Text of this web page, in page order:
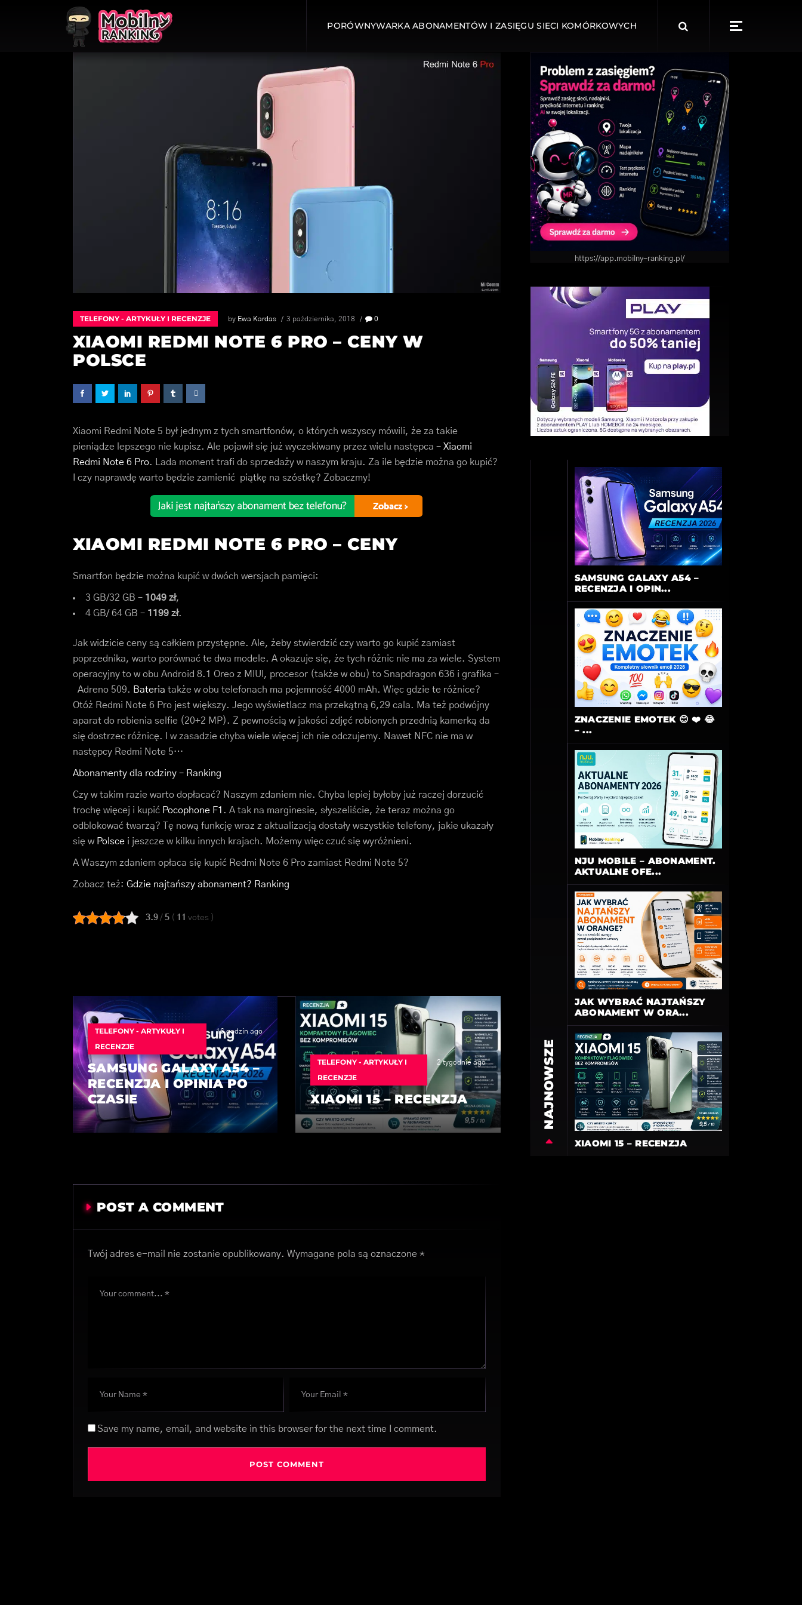
PORÓWNYWARKA ABONAMENTÓW I ZASIĘGU SIECI KOMÓRKOWYCH
for:
TELEFONY - ARTYKUŁY I RECENZJE by Ewa Kardas 3 października, 2018 0
XIAOMI REDMI NOTE 6 PRO – CENY W
POLSCE
Xiaomi Redmi Note 5 był jednym z tych smartfonów, o których wszyscy mówili, że za takie
pieniądze lepszego nie kupisz. Ale pojawił się już wyczekiwany przez wielu następca – Xiaomi
Redmi Note 6 Pro. Lada moment trafi do sprzedaży w naszym kraju. Za ile będzie można go kupić?
I czy naprawdę warto będzie zamienić piątkę na szóstkę? Zobaczmy!
XIAOMI REDMI NOTE 6 PRO – CENY
Smartfon będzie można kupić w dwóch wersjach pamięci:
3 GB/32 GB – 1049 zł,
4 GB/ 64 GB – 1199 zł.
Jak widzicie ceny są całkiem przystępne. Ale, żeby stwierdzić czy warto go kupić zamiast
poprzednika, warto porównać te dwa modele. A okazuje się, że tych różnic nie ma za wiele. System
operacyjny to w obu Android 8.1 Oreo z MIUI, procesor (także w obu) to Snapdragon 636 i grafika –
Adreno 509. Bateria także w obu telefonach ma pojemność 4000 mAh. Więc gdzie te różnice?
Otóż Redmi Note 6 Pro jest większy. Jego wyświetlacz ma przekątną 6,29 cala. Ma też podwójny
aparat do robienia selfie (20+2 MP). Z pewnością w jakości zdjęć robionych przednią kamerką da
się dostrzec różnicę. I w zasadzie chyba wiele więcej ich nie odczujemy. Nawet NFC nie ma w
następcy Redmi Note 5…
Abonamenty dla rodziny – Ranking
Czy w takim razie warto dopłacać? Naszym zdaniem nie. Chyba lepiej byłoby już raczej dorzucić
trochę więcej i kupić Pocophone F1 . A tak na marginesie, słyszeliście, że teraz można go
odblokować twarzą? Tę nową funkcję wraz z aktualizacją dostały wszystkie telefony, jakie ukazały
się w Polsce i jeszcze w kilku innych krajach. Możemy więc czuć się wyróżnieni.
A Waszym zdaniem opłaca się kupić Redmi Note 6 Pro zamiast Redmi Note 5?
Zobacz też: Gdzie najtańszy abonament? Ranking
3.9 / 5 ( 11 votes )
TELEFONY - ARTYKUŁY I
RECENZJE
16 godzin ago
SAMSUNG GALAXY A54 –
RECENZJA I OPINIA PO
CZASIE
TELEFONY - ARTYKUŁY I
RECENZJE
2 tygodnie ago
XIAOMI 15 – RECENZJA
POST A COMMENT
Twój adres e-mail nie zostanie opublikowany. Wymagane pola są oznaczone *
Save my name, email, and website in this browser for the next time I comment.
https://app.mobilny-ranking.pl/
NAJNOWSZE
SAMSUNG GALAXY A54 –
RECENZJA I OPIN...
ZNACZENIE EMOTEK 😊 ❤️ 😂
– ...
NJU MOBILE – ABONAMENT.
AKTUALNE OFE...
JAK WYBRAĆ NAJTAŃSZY
ABONAMENT W ORA...
XIAOMI 15 – RECENZJA